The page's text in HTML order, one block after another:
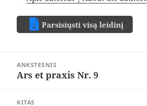
Parsisiųsti visą leidinį
įrašų
ANKSTESNIS
Ankstesnis
Ars et praxis Nr. 9
KITAS